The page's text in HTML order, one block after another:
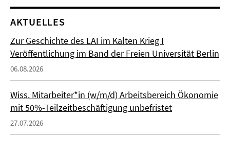
AKTUELLES
Zur Geschichte des LAI im Kalten Krieg I
Veröffentlichung im Band der Freien Universität Berlin
06.08.2026
Wiss. Mitarbeiter*in (w/m/d) Arbeitsbereich Ökonomie
mit 50%-Teilzeitbeschäftigung unbefristet
27.07.2026